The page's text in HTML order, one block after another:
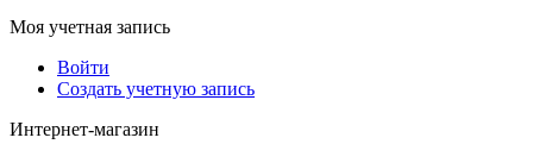
Моя учетная запись
Войти
Создать учетную запись
Интернет-магазин